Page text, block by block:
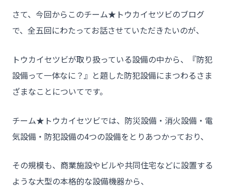
さて、今回からこのチーム★トウカイセツビのブログ
で、全五回にわたってお話させていただきたいのが、
トウカイセツビが取り扱っている設備の中から、『防犯
設備って一体なに？』と題した防犯設備にまつわるさま
ざまなことについてです。
チーム★トウカイセツビでは、防災設備・消火設備・電
気設備・防犯設備の4つの設備をとりあつかっており、
その規模も、商業施設やビルや共同住宅などに設置する
ような大型の本格的な設備機器から、